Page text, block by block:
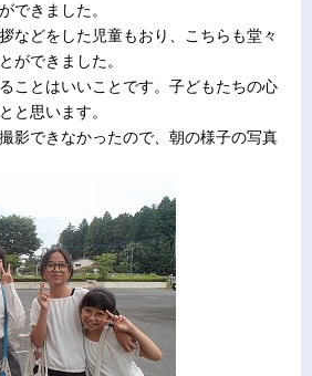
できました。
などをした児童もおり、こちらも堂々
ができました。
ことはいいことです。子どもたちの心
と思います。
影できなかったので、朝の様子の写真